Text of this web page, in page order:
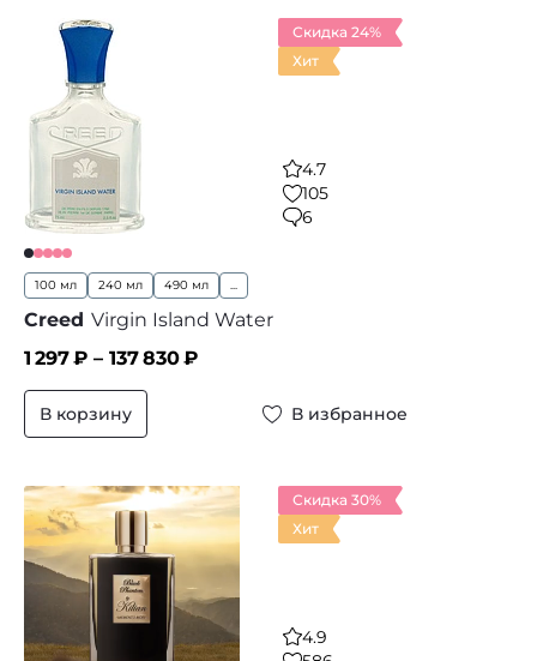
Скидка 24%
Хит
4.7
105
6
100 мл 240 мл 490 мл ...
Creed Virgin Island Water
1 297₽ – 137 830₽
В корзину В избранное
Скидка 30%
Хит
4.9